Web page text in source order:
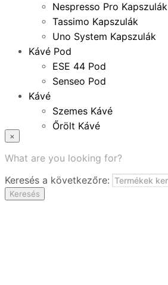
Nespresso Pro Kapszulák
Tassimo Kapszulák
Uno System Kapszulák
Kávé Pod
ESE 44 Pod
Senseo Pod
Kávé
Szemes Kávé
Őrölt Kávé
Instant Kávé
Zacskó Tea
Tartozékok
×
What are you looking for?
Keresés a következőre:
Keresés